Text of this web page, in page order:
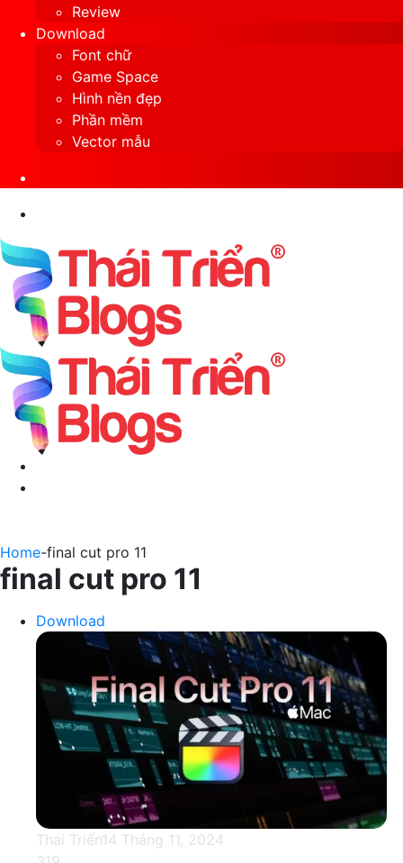
Review
Download
Font chữ
Game Space
Hình nền đẹp
Phần mềm
Vector mẫu
Home-final cut pro 11
final cut pro 11
Download
Thái Triển14 Tháng 11, 2024